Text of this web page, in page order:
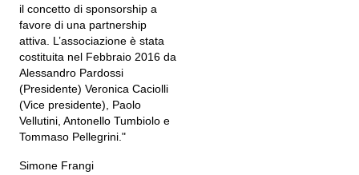
il concetto di sponsorship a
favore di una partnership
attiva. L’associazione è stata
costituita nel Febbraio 2016 da
Alessandro Pardossi
(Presidente) Veronica Caciolli
(Vice presidente), Paolo
Vellutini, Antonello Tumbiolo e
Tommaso Pellegrini."
Simone Frangi